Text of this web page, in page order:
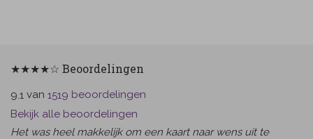
★★★★☆ Beoordelingen
9.1 van 1519 beoordelingen
Bekijk alle beoordelingen
Het was heel makkelijk om een kaart naar wens uit te